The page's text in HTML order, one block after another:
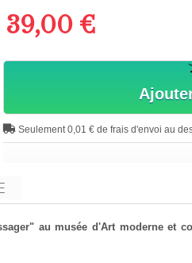
39,00 €
Seulement 0,01 € de frais d'envoi au
au musée d'Art moderne et